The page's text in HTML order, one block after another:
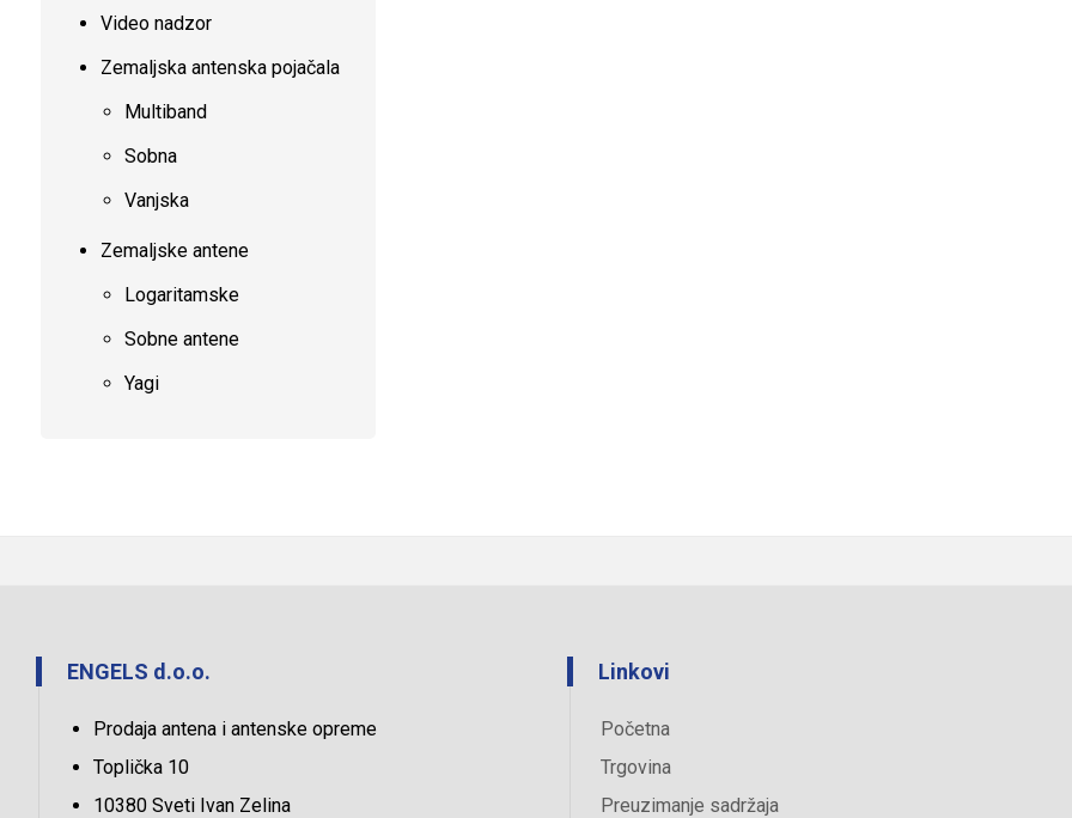
Video nadzor
Zemaljska antenska pojačala
Multiband
Sobna
Vanjska
Zemaljske antene
Logaritamske
Sobne antene
Yagi
ENGELS d.o.o.
Prodaja antena i antenske opreme
Toplička 10
10380 Sveti Ivan Zelina
Linkovi
Početna
Trgovina
Preuzimanje sadržaja